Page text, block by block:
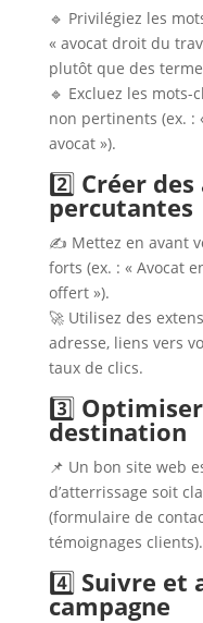
🔹 Privilégiez les
« avocat droit du
plutôt que des
🔹 Excluez les
non pertinents (ex. :
avocat »).
2️⃣ Créer des
percutantes
✍️ Mettez en avant
forts (ex. : « Avocat
offert »).
🚀 Utilisez des
adresse, liens vers
taux de clics.
3️⃣
destination
📌 Un bon site web
d’atterrissage soit
(formulaire de
témoignages clients).
4️⃣ Suivre et
campagne